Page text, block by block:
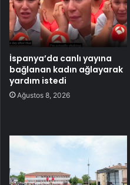
İspanya’da canlı yayına
bağlanan kadın ağlayarak
yardım istedi
Ağustos 8, 2026